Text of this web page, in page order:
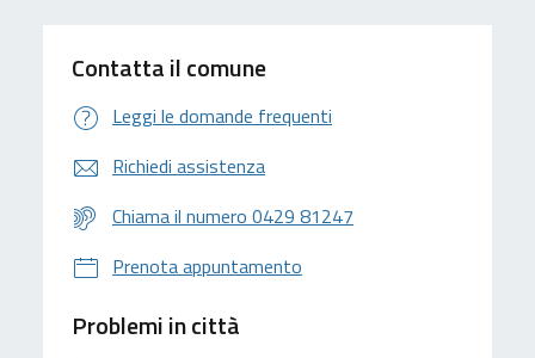
Contatta il comune
Leggi le domande frequenti
Richiedi assistenza
Chiama il numero 0429 81247
Prenota appuntamento
Problemi in città